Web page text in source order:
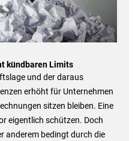
kündbaren Limits
und der daraus
erhöht für Unternehmen
sitzen bleiben. Eine
eigentlich schützen. Doch
anderem bedingt durch die